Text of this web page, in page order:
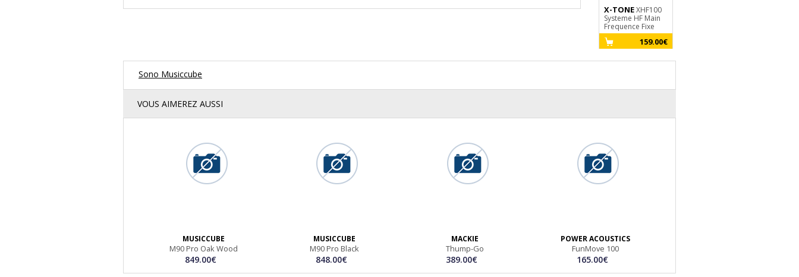
X-TONEXHF100
Systeme HF Main
Frequence Fixe
159.00€
Sono Musiccube
VOUS AIMEREZ AUSSI
MUSICCUBE
M90 Pro Oak Wood
849.00€
MUSICCUBE
M90 Pro Black
848.00€
MACKIE
Thump-Go
389.00€
POWER ACOUSTICS
FunMove 100
165.00€